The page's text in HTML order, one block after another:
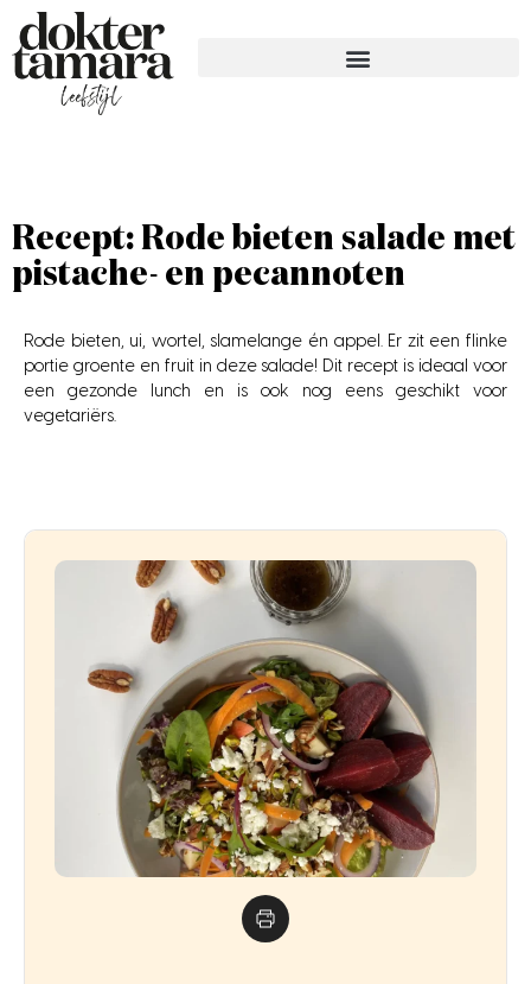
Recept: Rode bieten salade met
pistache- en pecannoten
Rode bieten, ui, wortel, slamelange én appel. Er zit een flinke
portie groente en fruit in deze salade! Dit recept is ideaal voor
een gezonde lunch en is ook nog eens geschikt voor
vegetariërs.